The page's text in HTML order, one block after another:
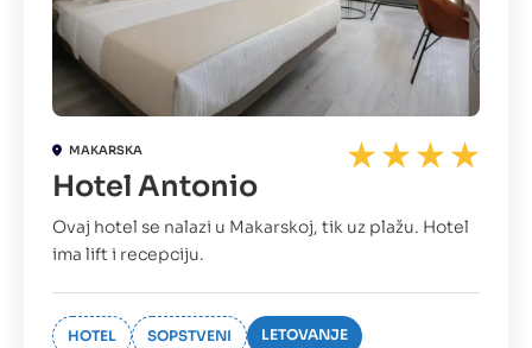
MAKARSKA
Hotel Antonio
Ovaj hotel se nalazi u Makarskoj, tik uz plažu. Hotel
ima lift i recepciju.
HOTEL SOPSTVENI LETOVANJE